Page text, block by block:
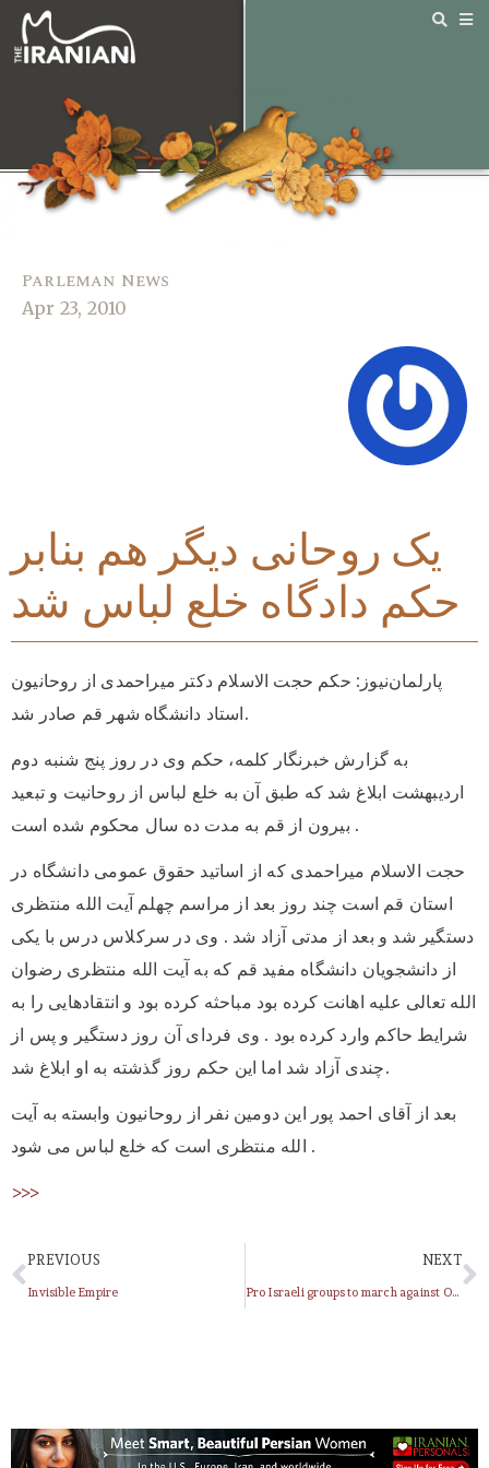
Parleman News
Apr 23, 2010
یک روحانی دیگر هم بنابر
حکم دادگاه خلع لباس شد
پارلمان‌نیوز: حکم حجت الاسلام دکتر میراحمدی از روحانیون
استاد دانشگاه شهر قم صادر شد.
به گزارش خبرنگار کلمه، حکم وی در روز پنج شنبه دوم
اردیبهشت ابلاغ شد که طبق آن به خلع لباس از روحانیت و تبعید
بیرون از قم به مدت ده سال محکوم شده است .
حجت الاسلام میراحمدی که از اساتید حقوق عمومی دانشگاه در
استان قم است چند روز بعد از مراسم چهلم آیت الله منتظری
دستگیر شد و بعد از مدتی آزاد شد . وی در سرکلاس درس با یکی
از دانشجویان دانشگاه مفید قم که به آیت الله منتظری رضوان
الله تعالی علیه اهانت کرده بود مباحثه کرده بود و انتقادهایی را به
شرایط حاکم وارد کرده بود . وی فردای آن روز دستگیر و پس از
چندی آزاد شد اما این حکم روز گذشته به او ابلاغ شد.
بعد از آقای احمد پور این دومین نفر از روحانیون وابسته به آیت
الله منتظری است که خلع لباس می شود .
>>>
PREVIOUS
Invisible Empire
NEXT
Pro Israeli groups to march against Obama in NYC